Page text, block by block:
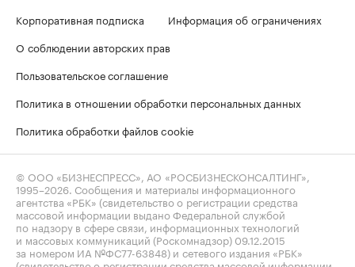
Корпоративная подписка
Информация об ограничениях
О соблюдении авторских прав
Пользовательское соглашение
Политика в отношении обработки персональных данных
Политика обработки файлов cookie
© ООО «БИЗНЕСПРЕСС», АО «РОСБИЗНЕСКОНСАЛТИНГ»,
1995–2026 . Сообщения и материалы информационного
агентства «РБК» (свидетельство о регистрации средства
массовой информации выдано Федеральной службой
по надзору в сфере связи, информационных технологий
и массовых коммуникаций (Роскомнадзор) 09.12.2015
за номером ИА №ФС77-63848) и сетевого издания «РБК»